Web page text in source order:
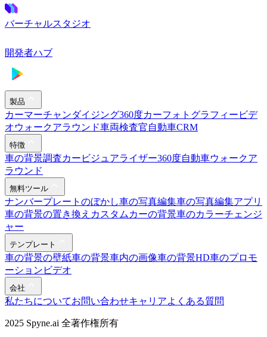
バーチャルスタジオ
開発者ハブ
製品
カーマーチャンダイジング360度カーフォトグラフィー ビデ
オウォークアラウンド車両検査官自動車CRM
特徴
車の背景調査カービジュアライザー360度自動車ウォークア
ラウンド
無料ツール
ナンバープレートのぼかし車の写真編集車の写真編集アプリ
車の背景の置き換え カスタムカーの背景車のカラーチェンジ
ャー
テンプレート
車の背景の壁紙車の背景車内の画像車の背景HD車のプロモ
ーションビデオ
会社
私たちについてお問い合わせキャリアよくある質問
2025 Spyne.ai 全著作権所有